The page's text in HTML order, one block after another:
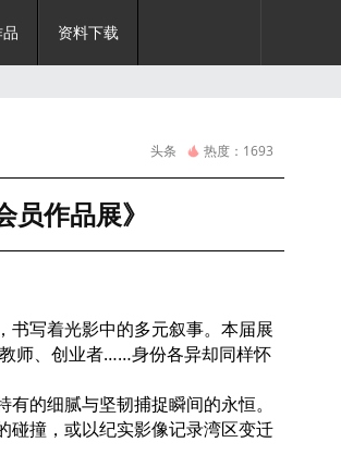
资料下载
头条 热度： 1693
作品展》
书写着光影中的多元叙事。本届展
师、创业者……身份各异却同样怀
的细腻与坚韧捕捉瞬间的永恒。
碰撞，或以纪实影像记录湾区变迁